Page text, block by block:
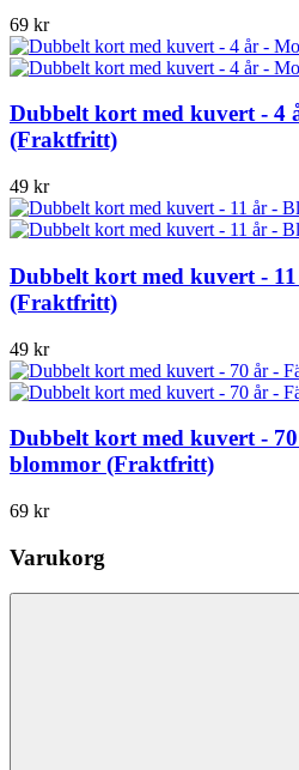
69 kr
Dubbelt kort med kuvert - 4
(Fraktfritt)
49 kr
Dubbelt kort med kuvert -
(Fraktfritt)
49 kr
Dubbelt kort med kuvert -
blommor (Fraktfritt)
69 kr
Varukorg